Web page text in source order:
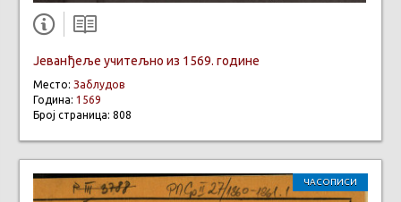
Јеванђеље учитељно из 1569. године
Место: Заблудов
Година: 1569
Број страница: 808
ЧАСОПИСИ